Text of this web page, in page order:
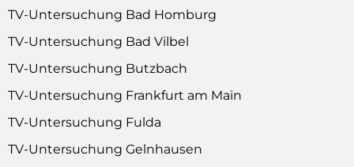
TV-Untersuchung Bad Homburg
TV-Untersuchung Bad Vilbel
TV-Untersuchung Butzbach
TV-Untersuchung Frankfurt am Main
TV-Untersuchung Fulda
TV-Untersuchung Gelnhausen